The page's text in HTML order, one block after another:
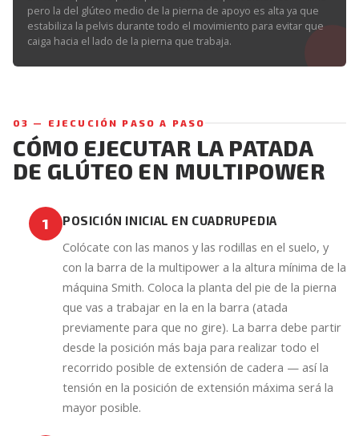
pero la del glúteo medio de la pierna de apoyo es alta ya que
estabiliza la pelvis durante todo el movimiento para evitar que
caiga hacia el lado de la pierna que trabaja.
03 — EJECUCIÓN PASO A PASO
CÓMO EJECUTAR LA PATADA
DE GLÚTEO EN MULTIPOWER
1 POSICIÓN INICIAL EN CUADRUPEDIA
Colócate con las manos y las rodillas en el suelo, y
con la barra de la multipower a la altura mínima de la
máquina Smith. Coloca la planta del pie de la pierna
que vas a trabajar en la en la barra (atada
previamente para que no gire). La barra debe partir
desde la posición más baja para realizar todo el
recorrido posible de extensión de cadera — así la
tensión en la posición de extensión máxima será la
mayor posible.